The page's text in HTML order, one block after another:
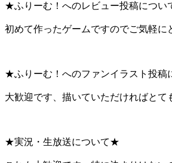
★ふりーむ！へのレビュー投稿につ
初めて作ったゲームですのでご気軽に
★ふりーむ！へのファンイラスト投稿
大歓迎です、描いていただければとて
★実況・生放送について★